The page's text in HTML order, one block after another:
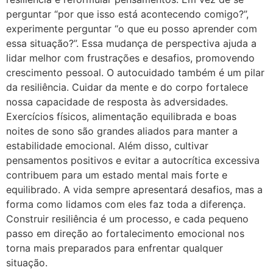
perguntar “por que isso está acontecendo comigo?”,
experimente perguntar “o que eu posso aprender com
essa situação?”. Essa mudança de perspectiva ajuda a
lidar melhor com frustrações e desafios, promovendo
crescimento pessoal. O autocuidado também é um pilar
da resiliência. Cuidar da mente e do corpo fortalece
nossa capacidade de resposta às adversidades.
Exercícios físicos, alimentação equilibrada e boas
noites de sono são grandes aliados para manter a
estabilidade emocional. Além disso, cultivar
pensamentos positivos e evitar a autocrítica excessiva
contribuem para um estado mental mais forte e
equilibrado. A vida sempre apresentará desafios, mas a
forma como lidamos com eles faz toda a diferença.
Construir resiliência é um processo, e cada pequeno
passo em direção ao fortalecimento emocional nos
torna mais preparados para enfrentar qualquer
situação.